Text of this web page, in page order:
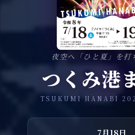
夜空へ「ひと夏」を打
つくみ港
TSUKUMI HANABI